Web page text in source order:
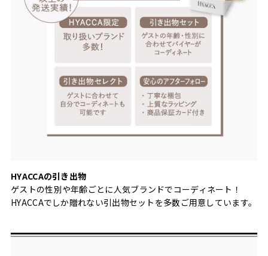
HYACCAの引き出物
ゲストの性別や年齢ごとに人気ブランドでコーディネート！
HYACCAでしか贈れない引出物セットを多数ご用意しています。